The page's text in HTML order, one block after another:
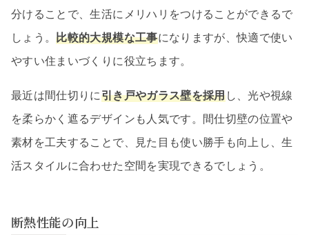
分けることで、生活にメリハリをつけることができるで
しょう。比較的大規模な工事になりますが、快適で使い
やすい住まいづくりに役立ちます。
最近は間仕切りに引き戸やガラス壁を採用し、光や視線
を柔らかく遮るデザインも人気です。間仕切壁の位置や
素材を工夫することで、見た目も使い勝手も向上し、生
活スタイルに合わせた空間を実現できるでしょう。
断熱性能の向上